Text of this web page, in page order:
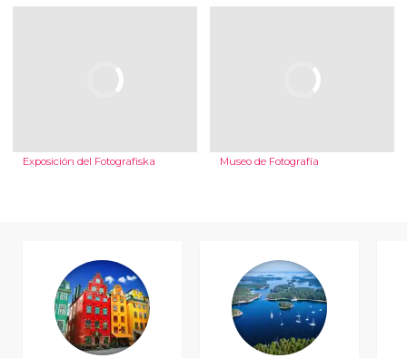
Exposición del Fotografiska Museo de Fotografía